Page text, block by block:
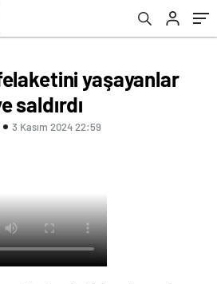
yaşayanlar
saldırdı
3 Kasım 2024 22:59